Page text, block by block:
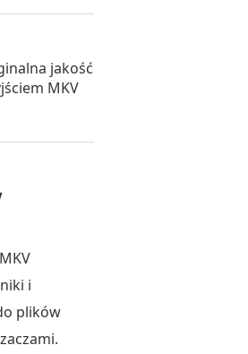
jakość tylko
MKV
i
plików